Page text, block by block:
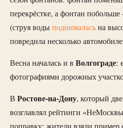
перекрёстке, а фонтан
(струя водыподнималасьна
повредила несколько
Весна началась и в Волгограде:
фотографиями дорожных
В Ростове-на-Дону, который
возглавлял рейтинги